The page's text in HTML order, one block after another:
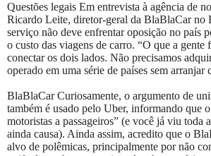
Questões legais Em entrevista à agência de
Ricardo Leite, diretor-geral da BlaBlaCar no
serviço não deve enfrentar oposição no país
o custo das viagens de carro. “O que a gente
conectar os dois lados. Não precisamos
operado em uma série de países sem arranjar
BlaBlaCar Curiosamente, o argumento de
também é usado pelo Uber, informando que
motoristas a passageiros” (e você já viu toda
ainda causa). Ainda assim, acredito que o
alvo de polêmicas, principalmente por não